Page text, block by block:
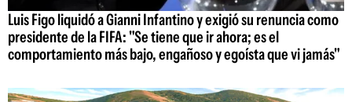
Luis Figo liquidó a Gianni Infantino y exigió su renuncia como
presidente de la FIFA: "Se tiene que ir ahora; es el
comportamiento más bajo, engañoso y egoísta que vi jamás"